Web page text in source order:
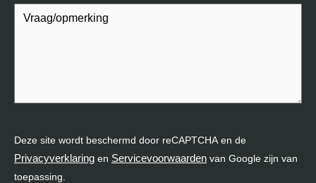
Vraag/opmerking
Deze site wordt beschermd door reCAPTCHA en de
Privacyverklaring en Servicevoorwaarden van Google zijn van
toepassing.